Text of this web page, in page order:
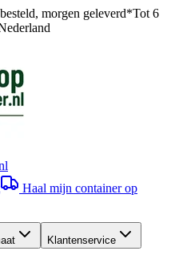
morgen geleverd*Tot 6
Haal mijn container op
Klantenservice